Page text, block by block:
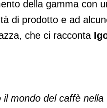
della gamma con
di prodotto e ad
che ci racconta
mondo del caffè